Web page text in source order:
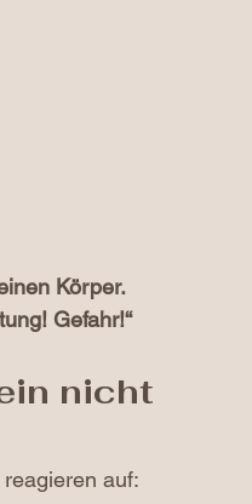
Körper.
Gefahr!“
nicht
auf: